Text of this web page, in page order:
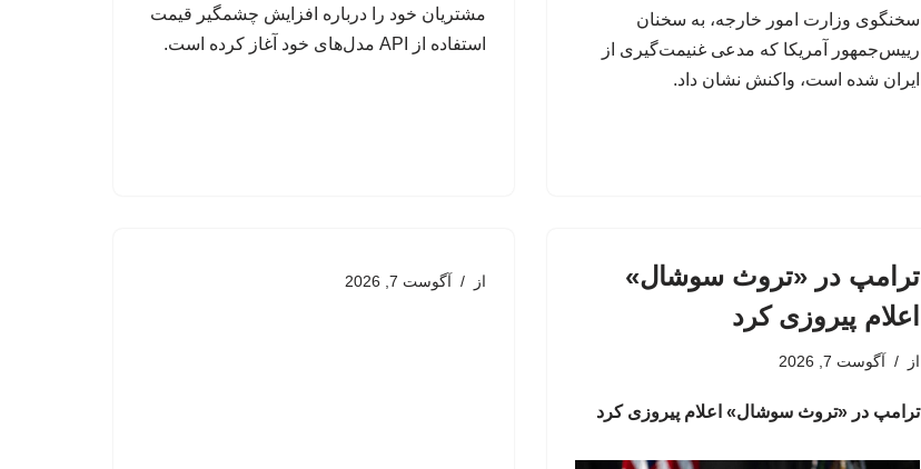
سخنگوی وزارت امور خارجه، به سخنان
رییس‌جمهور آمریکا که مدعی غنیمت‌گیری از
ایران شده است، واکنش نشان داد.
مشتریان خود را درباره افزایش چشمگیر قیمت
استفاده از API مدل‌های خود آغاز کرده است.
ترامپ در «تروث سوشال»
اعلام پیروزی کرد
از آگوست 7, 2026
ترامپ در «تروث سوشال» اعلام پیروزی کرد
از آگوست 7, 2026